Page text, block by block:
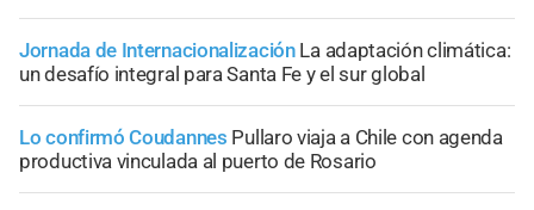
Jornada de Internacionalización La adaptación climática:
un desafío integral para Santa Fe y el sur global
Lo confirmó Coudannes Pullaro viaja a Chile con agenda
productiva vinculada al puerto de Rosario